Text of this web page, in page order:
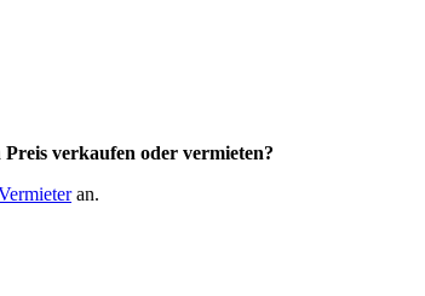
Preis verkaufen oder vermieten?
an.